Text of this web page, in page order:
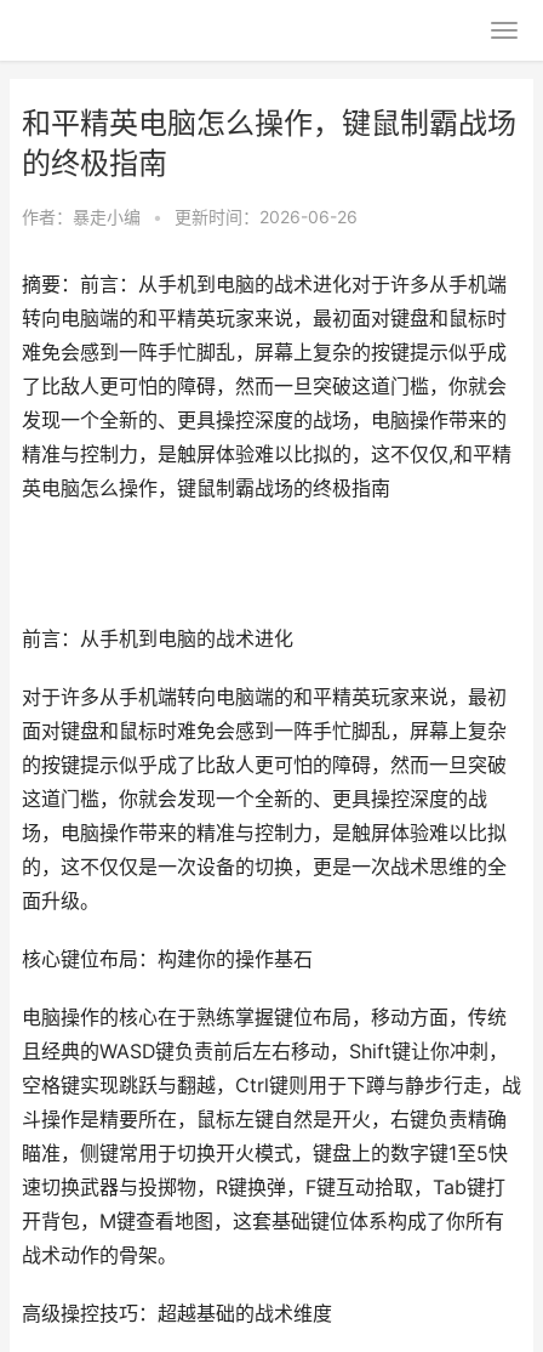
和平精英电脑怎么操作，键鼠制霸战场
的终极指南
作者： 暴走小编 • 更新时间：2026-06-26
摘要：前言：从手机到电脑的战术进化对于许多从手机端
转向电脑端的和平精英玩家来说，最初面对键盘和鼠标时
难免会感到一阵手忙脚乱，屏幕上复杂的按键提示似乎成
了比敌人更可怕的障碍，然而一旦突破这道门槛，你就会
发现一个全新的、更具操控深度的战场，电脑操作带来的
精准与控制力，是触屏体验难以比拟的，这不仅仅,和平精
英电脑怎么操作，键鼠制霸战场的终极指南
前言：从手机到电脑的战术进化
对于许多从手机端转向电脑端的和平精英玩家来说，最初
面对键盘和鼠标时难免会感到一阵手忙脚乱，屏幕上复杂
的按键提示似乎成了比敌人更可怕的障碍，然而一旦突破
这道门槛，你就会发现一个全新的、更具操控深度的战
场，电脑操作带来的精准与控制力，是触屏体验难以比拟
的，这不仅仅是一次设备的切换，更是一次战术思维的全
面升级。
核心键位布局：构建你的操作基石
电脑操作的核心在于熟练掌握键位布局，移动方面，传统
且经典的WASD键负责前后左右移动，Shift键让你冲刺，
空格键实现跳跃与翻越，Ctrl键则用于下蹲与静步行走，战
斗操作是精要所在，鼠标左键自然是开火，右键负责精确
瞄准，侧键常用于切换开火模式，键盘上的数字键1至5快
速切换武器与投掷物，R键换弹，F键互动拾取，Tab键打
开背包，M键查看地图，这套基础键位体系构成了你所有
战术动作的骨架。
高级操控技巧：超越基础的战术维度